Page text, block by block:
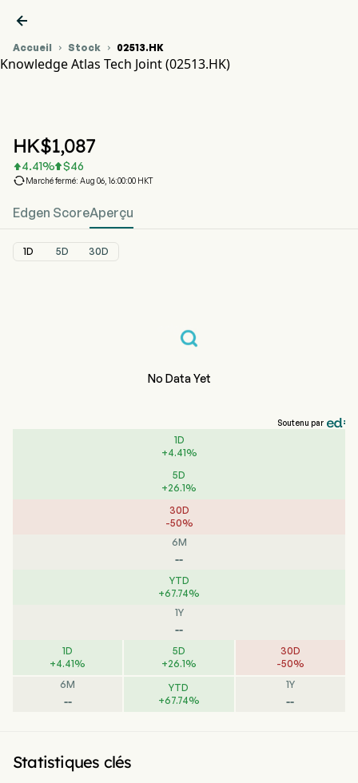

Accueil  Stock  02513.HK
Knowledge Atlas Tech Joint (02513.HK)
HK$1,087
4.41% $46
Marché fermé: Aug 06, 16:00:00 HKT
Edgen ScoreAperçu
1D 5D 30D
No Data Yet
Soutenu par
1D
+4.41%
5D
+26.1%
30D
-50%
6M
--
YTD
+67.74%
1Y
--
1D
+4.41%
5D
+26.1%
30D
-50%
6M
--
YTD
+67.74%
1Y
--
Statistiques clés